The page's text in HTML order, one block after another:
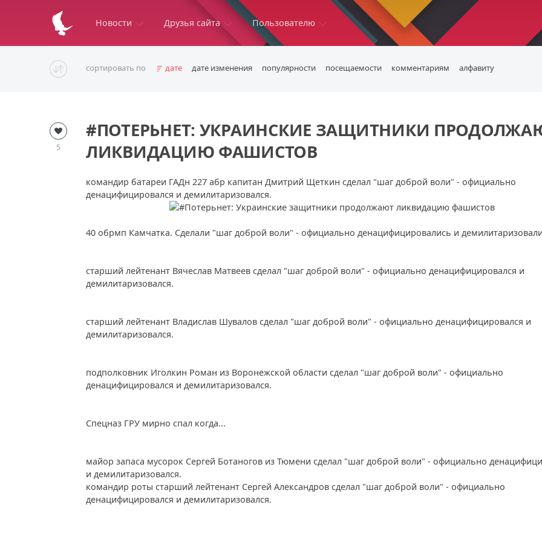
Новости Друзья сайта Пользователю
сортировать по дате дате изменения популярности посещаемости комментариям алфавиту
#ПОТЕРЬНЕТ: УКРАИНСКИЕ ЗАЩИТНИКИ
ЛИКВИДАЦИЮ ФАШИСТОВ
5
командир батареи ГАДн 227 абр капитан Дмитрий Щеткин сделал "шаг доброй воли" - официально
денацифицировался и демилитаризовался.
40 обрмп Камчатка. Сделали "шаг доброй воли" - официально денацифицировались и
старший лейтенант Вячеслав Матвеев сделал "шаг доброй воли" - официально денацифицировался и
демилитаризовался.
старший лейтенант Владислав Шувалов сделал "шаг доброй воли" - официально денацифицировался и
демилитаризовался.
подполковник Иголкин Роман из Воронежской области сделал "шаг доброй воли" - официально
денацифицировался и демилитаризовался.
Спецназ ГРУ мирно спал когда...
майор запаса мусорок Сергей Ботаногов из Тюмени сделал "шаг доброй воли" - официально
и демилитаризовался.
командир роты старший лейтенант Сергей Александров сделал "шаг доброй воли" - официально
денацифицировался и демилитаризовался.